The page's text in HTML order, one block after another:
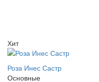
Хит
Роза Инес Састр
Основные